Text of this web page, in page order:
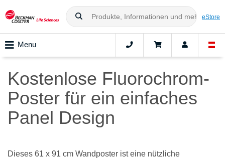
eStore
Menu
Kostenlose Fluorochrom-
Poster für ein einfaches
Panel Design
Dieses 61 x 91 cm Wandposter ist eine nützliche